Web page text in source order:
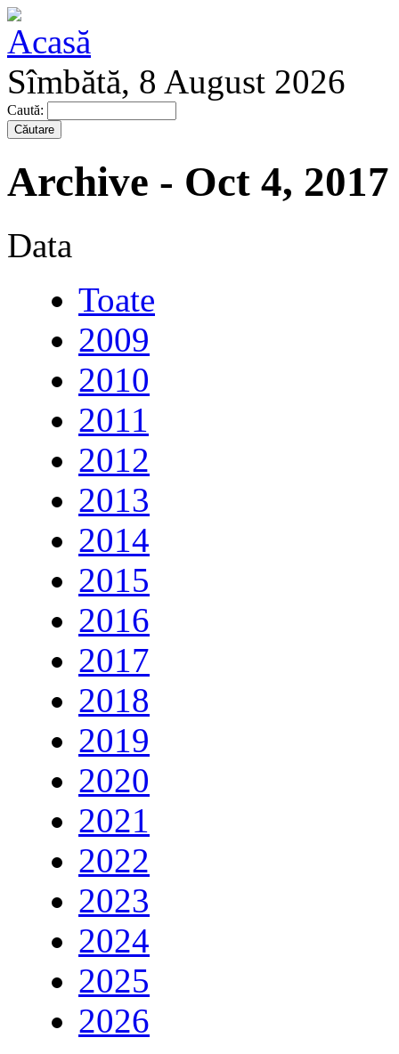
Sîmbătă, 8 August 2026
Caută:
Archive - Oct 4, 2017
Data
Toate
2009
2010
2011
2012
2013
2014
2015
2016
2017
2018
2019
2020
2021
2022
2023
2024
2025
2026